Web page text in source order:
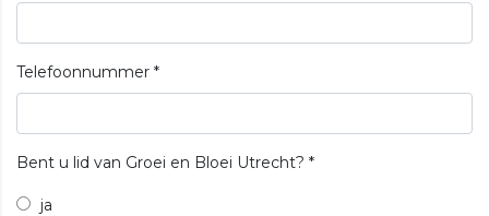
Telefoonnummer *
Bent u lid van Groei en Bloei Utrecht? *
ja